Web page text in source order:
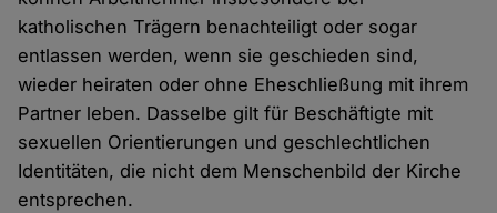
katholischen Trägern benachteiligt oder sogar
entlassen werden, wenn sie geschieden sind,
wieder heiraten oder ohne Eheschließung mit ihrem
Partner leben. Dasselbe gilt für Beschäftigte mit
sexuellen Orientierungen und geschlechtlichen
Identitäten, die nicht dem Menschenbild der Kirche
entsprechen.